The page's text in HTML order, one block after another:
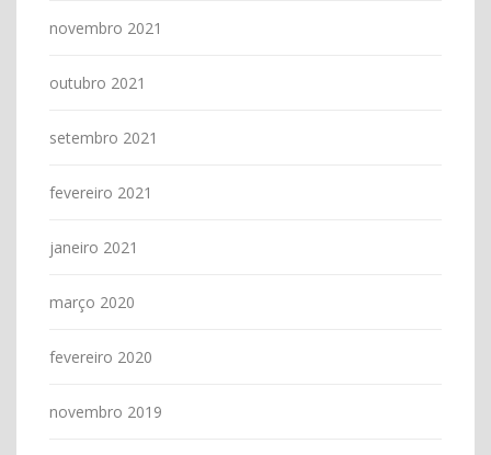
novembro 2021
outubro 2021
setembro 2021
fevereiro 2021
janeiro 2021
março 2020
fevereiro 2020
novembro 2019